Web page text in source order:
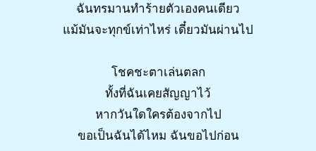
ฉันทรมานทำร้ายตัวเองคนเดียว
แม้มันจะทุกข์เท่าไหร่ เดี๋ยวมันผ่านไป
โชคชะตาเล่นตลก
ทั้งที่ฉันเคยสัญญาไว้
หากวันใดใครต้องจากไป
ขอเป็นฉันได้ไหม ฉันขอไปก่อน